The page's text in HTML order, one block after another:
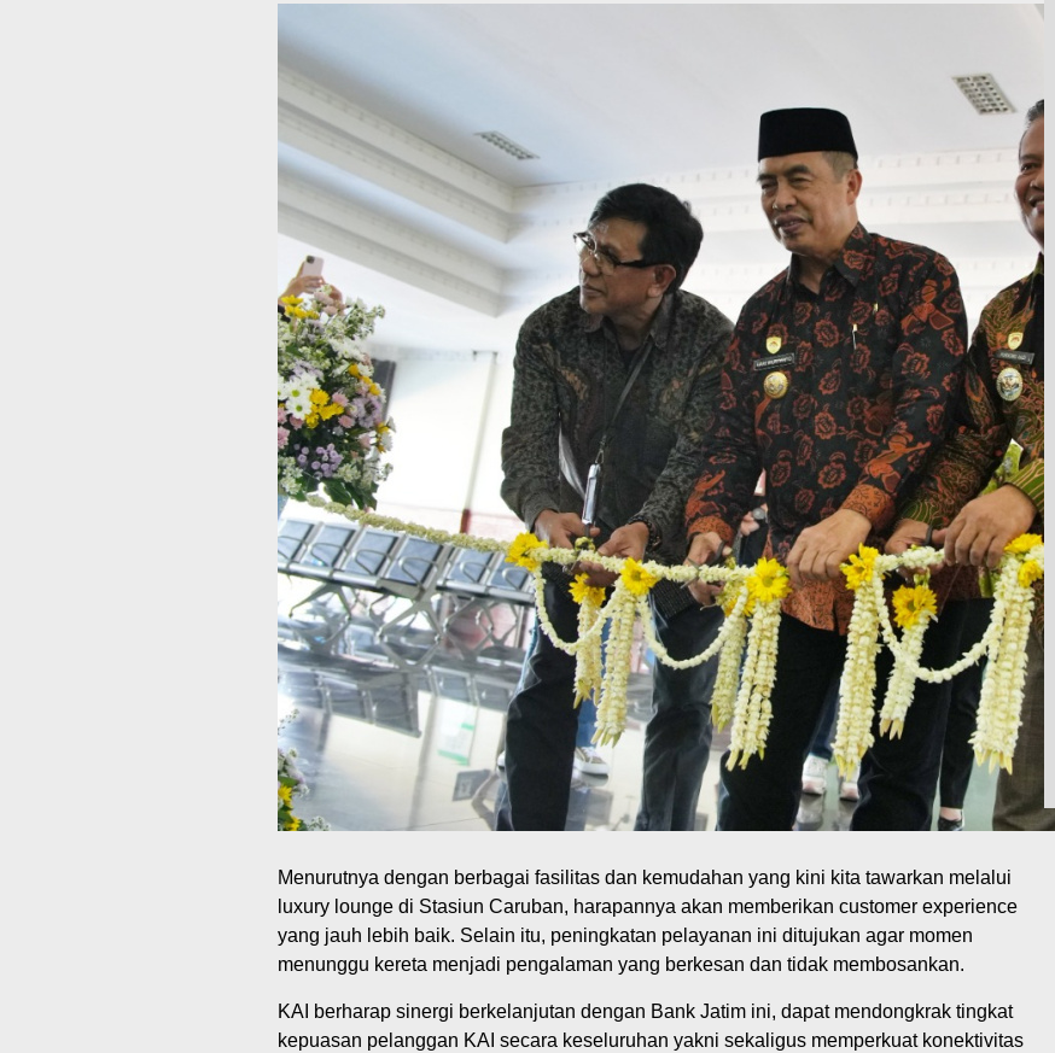
Menurutnya dengan berbagai fasilitas dan kemudahan yang kini kita tawarkan melalui
luxury lounge di Stasiun Caruban, harapannya akan memberikan customer experience
yang jauh lebih baik. Selain itu, peningkatan pelayanan ini ditujukan agar momen
menunggu kereta menjadi pengalaman yang berkesan dan tidak membosankan.
KAI berharap sinergi berkelanjutan dengan Bank Jatim ini, dapat mendongkrak tingkat
kepuasan pelanggan KAI secara keseluruhan yakni sekaligus memperkuat konektivitas